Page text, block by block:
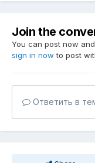
Join the
You can post now
sign in now to post
Ответить в